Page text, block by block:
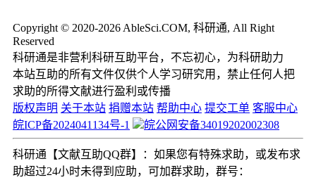
Copyright © 2020-2026 AbleSci.COM, 科研通, All Right
Reserved
科研通是非营利科研互助平台，不忘初心，为科研助力
本站互助的所有文件仅供个人学习研究用，禁止任何人把
求助的所得文献进行盈利或传播
版权声明 关于本站 捐赠本站 帮助中心 提交工单 客服中心
皖ICP备2024041134号-1
皖公网安备34019202002308
科研通【文献互助QQ群】：如果您有特殊求助，或发布求
助超过24小时未得到应助，可加群求助，群号：